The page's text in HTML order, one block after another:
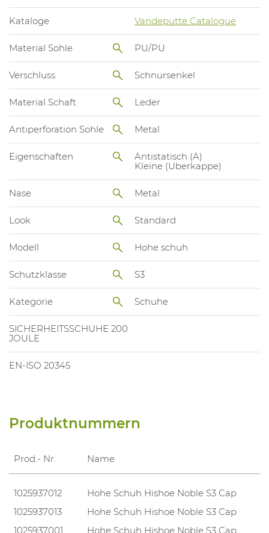
Kataloge Vandeputte Catalogue
Material Sohle PU/PU
Verschluss Schnürsenkel
Material Schaft Leder
Antiperforation Sohle Metal
Eigenschaften
Antistatisch (A)
Kleine (Uberkappe)
Nase Metal
Look Standard
Modell Hohe schuh
Schutzklasse S3
Kategorie Schuhe
SICHERHEITSSCHUHE 200
JOULE
EN-ISO 20345
Produktnummern
Prod.- Nr. Name
1025937012
Hohe Schuh Hishoe Noble S3 Cap
1025937013
Hohe Schuh Hishoe Noble S3 Cap
1025937001
Hohe Schuh Hishoe Noble S3 Cap